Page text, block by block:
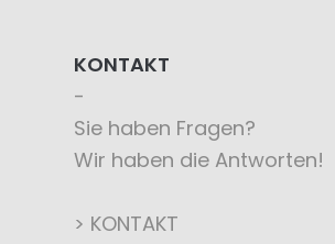
KONTAKT
Sie haben Fragen?
Wir haben die Antworten!
> KONTAKT